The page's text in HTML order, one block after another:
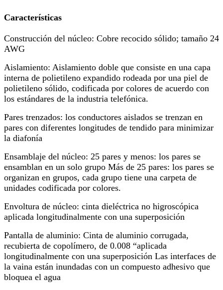
Características
Construcción del núcleo: Cobre recocido sólido; tamaño 24
AWG
Aislamiento: Aislamiento doble que consiste en una capa
interna de polietileno expandido rodeada por una piel de
polietileno sólido, codificada por colores de acuerdo con
los estándares de la industria telefónica.
Pares trenzados: los conductores aislados se trenzan en
pares con diferentes longitudes de tendido para minimizar
la diafonía
Ensamblaje del núcleo: 25 pares y menos: los pares se
ensamblan en un solo grupo Más de 25 pares: los pares se
organizan en grupos, cada grupo tiene una carpeta de
unidades codificada por colores.
Envoltura de núcleo: cinta dieléctrica no higroscópica
aplicada longitudinalmente con una superposición
Pantalla de aluminio: Cinta de aluminio corrugada,
recubierta de copolímero, de 0.008 “aplicada
longitudinalmente con una superposición Las interfaces de
la vaina están inundadas con un compuesto adhesivo que
bloquea el agua